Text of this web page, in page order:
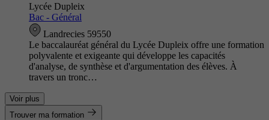
Lycée Dupleix
Bac - Général
Landrecies 59550
Le baccalauréat général du Lycée Dupleix offre une formation
polyvalente et exigeante qui développe les capacités
d'analyse, de synthèse et d'argumentation des élèves. À
travers un tronc…
Voir plus
Trouver ma formation